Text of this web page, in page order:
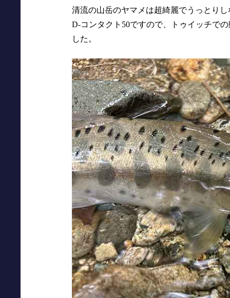
清流の山岳のヤマメは超綺麗でうっとり
D-コンタクト50ですので、トゥイッチで
した。